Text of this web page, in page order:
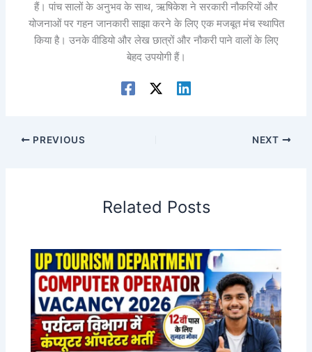
हैं। पांच सालों के अनुभव के साथ, ऋषिकेश ने सरकारी नौकरियों और
योजनाओं पर गहन जानकारी साझा करने के लिए एक मजबूत मंच स्थापित
किया है। उनके वीडियो और लेख छात्रों और नौकरी पाने वालों के लिए
बेहद उपयोगी हैं।
PREVIOUS NEXT
Related Posts